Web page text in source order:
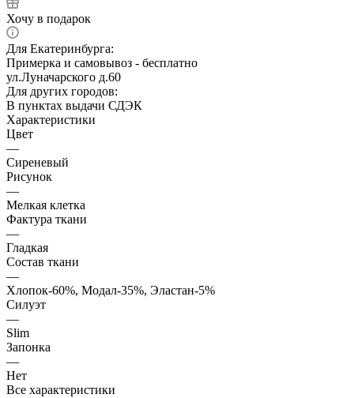
Хочу в подарок
Для Екатеринбурга:
Примерка и самовывоз - бесплатно
ул.Луначарского д.60
Для других городов:
В пунктах выдачи СДЭК
Характеристики
Цвет
—
Сиреневый
Рисунок
—
Мелкая клетка
Фактура ткани
—
Гладкая
Состав ткани
—
Хлопок-60%, Модал-35%, Эластан-5%
Силуэт
—
Slim
Запонка
—
Нет
Все характеристики